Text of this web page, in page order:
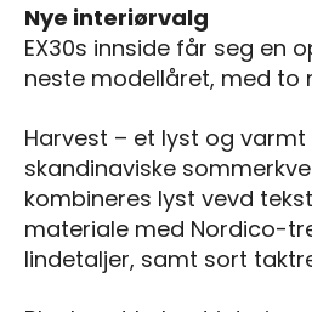
Nye interiørvalg
EX30s innside får seg en
neste modellåret, med to
Harvest – et lyst og
skandinaviske
kombineres lyst vevd
materiale med Nordico-
lindetaljer, samt sort